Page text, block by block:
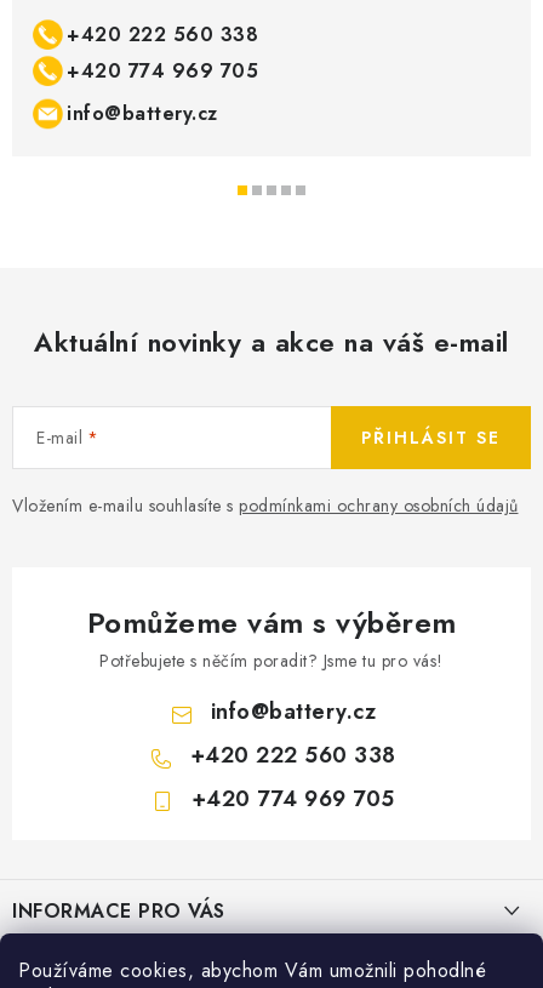
Používáme cookies, abychom Vám umožnili pohodlné
+420 222 560 338
+420 774 969 705
info@battery.cz
Aktuální novinky a akce na váš e-mail
E-mail
Vložením e-mailu souhlasíte s podmínkami ochrany osobních údajů
PŘIHLÁSIT SE
Pomůžeme vám s výběrem
Potřebujete s něčím poradit? Jsme tu pro vás!
info@battery.cz
+420 222 560 338
+420 774 969 705
pINFORMACE PRO VÁS
KONTAKTY
PRODEJNY BATTERY.CZ